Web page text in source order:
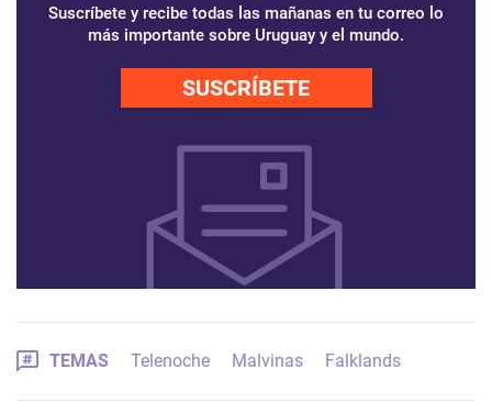
Suscríbete y recibe todas las mañanas en tu correo lo
más importante sobre Uruguay y el mundo.
SUSCRÍBETE
TEMAS Telenoche Malvinas Falklands